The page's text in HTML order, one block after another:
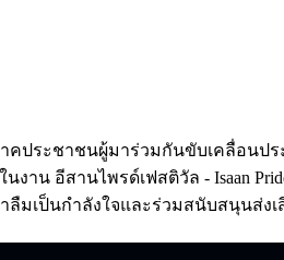
คประชาชนผู้มาร่วมกันขับเคลื่อน
น อีสานไพรด์เฟสติวัล - Isaan
มเป็นกำลังใจและร่วมสนับสนุนส่ง